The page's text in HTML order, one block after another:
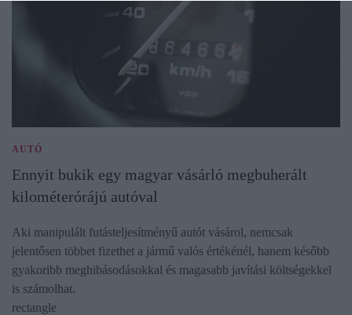
AUTÓ
Ennyit bukik egy magyar vásárló megbuherált
kilométerórájú autóval
Aki manipulált futásteljesítményű autót vásárol, nemcsak
jelentősen többet fizethet a jármű valós értékénél, hanem később
gyakoribb meghibásodásokkal és magasabb javítási költségekkel
is számolhat.
rectangle